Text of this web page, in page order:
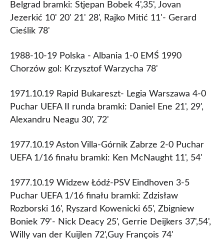
Belgrad bramki: Stjepan Bobek 4',35', Jovan
Jezerkić 10' 20' 21' 28', Rajko Mitić 11'- Gerard
Cieślik 78'
1988-10-19 Polska - Albania 1-0 EMŚ 1990
Chorzów gol: Krzysztof Warzycha 78'
1971.10.19 Rapid Bukareszt- Legia Warszawa 4-0
Puchar UEFA II runda bramki: Daniel Ene 21', 29',
Alexandru Neagu 30', 72'
1977.10.19 Aston Villa-Górnik Zabrze 2-0 Puchar
UEFA 1/16 finału bramki: Ken McNaught 11', 54'
1977.10.19 Widzew Łódź-PSV Eindhoven 3-5
Puchar UEFA 1/16 finału bramki: Zdzisław
Rozborski 16', Ryszard Kowenicki 65', Zbigniew
Boniek 79'- Nick Deacy 25', Gerrie Deijkers 37',54',
Willy van der Kuijlen 72',Guy François 74'